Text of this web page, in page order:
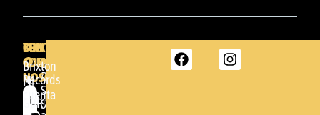
BRIXTON
DENDA -
SHOP
Somera
BRIXTON
Brixton
Records
GBR
TU
CUENTA
Mi
cuenta
CONTACTA
CON
NOSOTROS
Por